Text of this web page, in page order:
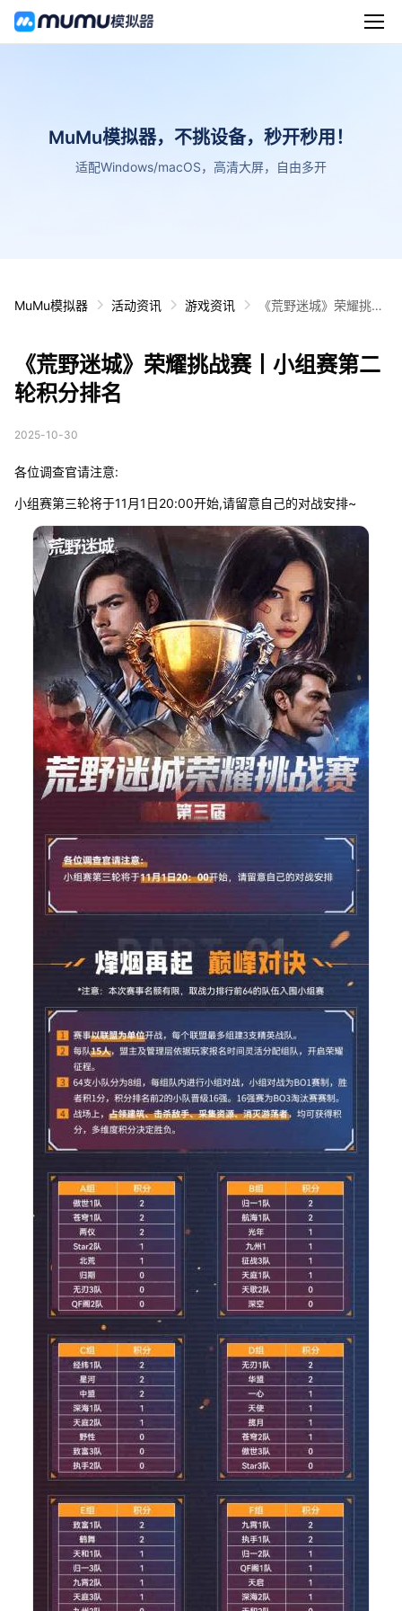
MuMu模拟器，不挑设备，秒开秒用！
适配Windows/macOS，高清大屏，自由多开
MuMu模拟器 活动资讯 游戏资讯
《荒野迷城》荣耀挑战
《荒野迷城》荣耀挑战赛丨小组赛第二
轮积分排名
2025-10-30
各位调查官请注意:
小组赛第三轮将于11月1日20:00开始,请留意自己的对战安排~